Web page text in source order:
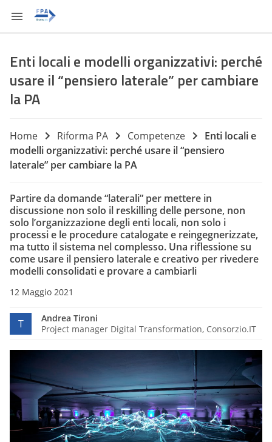
Enti locali e modelli organizzativi: perché
usare il “pensiero laterale” per cambiare
la PA
Home Riforma PA Competenze
Enti locali e
modelli organizzativi: perché usare il “pensiero
laterale” per cambiare la PA
Partire da domande “laterali” per mettere in
discussione non solo il reskilling delle persone, non
solo l’organizzazione degli enti locali, non solo i
processi e le procedure catalogate e reingegnerizzate,
ma tutto il sistema nel complesso. Una riflessione su
come usare il pensiero laterale e creativo per rivedere
modelli consolidati e provare a cambiarli
12 Maggio 2021
T
Andrea Tironi
Project manager Digital Transformation, Consorzio.IT